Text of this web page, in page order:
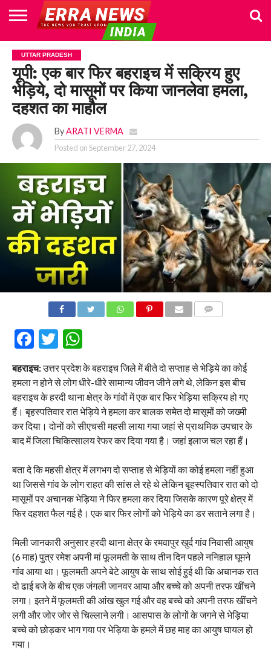
HOME
POLITICS
NEWS
BUSINESS
CULTURE
NATIONAL
SPORTS
LIFESTYLE
TRAVEL
OPINION
BREAKING
NEWS
ENTERTAINMENT
WORLD
CRIME
JOIN
US
UTTAR PRADESH
यूपी: एक बार फिर बहराइच में सक्रिय हुए
भेड़िये, दो मासूमों पर किया जानलेवा हमला,
दहशत का माहौल
By ARATI VERMA
Posted onSeptember 27, 2024
Facebook
Twitter
WhatsApp
बहराइच:उत्तर प्रदेश के बहराइच जिले में बीते दो सप्ताह से भेड़िये का कोई
हमला न होने से लोग धीरे-धीरे सामान्य जीवन जीने लगे थे, लेकिन इस बीच
बहराइच के हरदी थाना क्षेत्र के गांवों में एक बार फिर भेड़िया सक्रिय हो गए
हैं। बृहस्पतिवार रात भेड़िये ने हमला कर बालक समेत दो मासूमों को जख्मी
कर दिया। दोनों को सीएचसी महसी लाया गया जहां से प्राथमिक उपचार के
बाद में जिला चिकित्सालय रेफर कर दिया गया है। जहां इलाज चल रहा हैं।
बता दे कि महसी क्षेत्र में लगभग दो सप्ताह से भेड़ियों का कोई हमला नहीं हुआ
था जिससे गांव के लोग राहत की सांस ले रहे थे लेकिन बृहस्पतिवार रात को दो
मासूमों पर अचानक भेड़िया ने फिर हमला कर दिया जिसके कारण पूरे क्षेत्र में
फिर दहशत फैल गई है। एक बार फिर लोगों को भेड़िये का डर सताने लगा है।
मिली जानकारी अनुसार हरदी थाना क्षेत्र के रमवापुर खुर्द गांव निवासी आयुष
(6 माह) पुत्र रमेश अपनी मां फूलमती के साथ तीन दिन पहले ननिहाल घूमने
गांव आया था। फूलमती अपने बेटे आयुष के साथ सोई हुई थी कि अचानक रात
दो ढाई बजे के बीच एक जंगली जानवर आया और बच्चे को अपनी तरफ खींचने
लगा। इतने में फूलमती की आंख खुल गई और वह बच्चे को अपनी तरफ खींचने
लगी और जोर जोर से चिल्लाने लगी। आसपास के लोगों के जगने से भेड़िया
बच्चे को छोड़कर भाग गया पर भेड़िया के हमले में छह माह का आयुष घायल हो
गया।